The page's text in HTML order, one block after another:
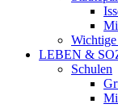
LEBEN &
Schulen